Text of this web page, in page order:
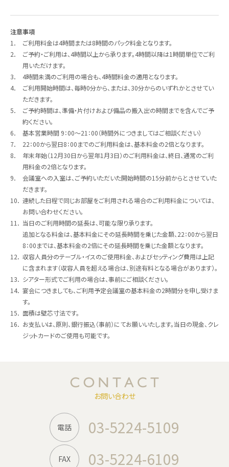
注意事項
1．
ご利用料金は4時間または8時間のパック料金となります。
2．
ご予約・ご利用は、4時間以上から承ります。4時間以降は1時間単位でご利
用いただけます。
3．
4時間未満のご利用の場合も、4時間料金の適用となります。
4．
ご利用開始時間は、毎時0分から、または、30分からのいずれかとさせてい
ただきます。
5．
ご予約時間は、準備・片付けおよび備品の搬入出の時間までを含んでご予
約ください。
6．
基本営業時間 9：00～21：00（時間外につきましてはご相談ください）
7．
22：00から翌日8：00までのご利用料金は、基本料金の2倍となります。
8．
年末年始（12月30日から翌年1月3日）のご利用料金は、終日、通常のご利
用料金の2倍となります。
9．
会議室への入室は、ご予約いただいた開始時間の15分前からとさせていた
だきます。
10． 連続した日程で同じお部屋をご利用される場合のご利用料金については、
お問い合わせください。
11． 当日のご利用時間の延長は、可能な限り承ります。
追加となる料金は、基本料金にその延長時間を乗じた金額、22：00から翌日
8：00までは、基本料金の2倍にその延長時間を乗じた金額となります。
12． 収容人員分のテーブル・イスのご使用料金、およびセッティング費用は上記
に含まれます（収容人員を超える場合は、別途有料となる場合があります）。
13． シアター形式でご利用の場合は、事前にご相談ください。
14． 宴会につきましても、ご利用予定会議室の基本料金の2時間分を申し受けま
す。
15． 面積は壁芯寸法です。
16． お支払いは、原則、銀行振込（事前）にてお願いいたします。当日の現金、クレ
ジットカードのご使用も可能です。
お問い合わせ
電話 03-5224-5109
FAX 03-5224-6109